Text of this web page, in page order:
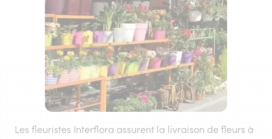
Les fleuristes Interflora assurent la livraison de fleurs à